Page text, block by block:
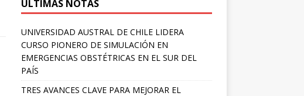
ULTIMAS NOTAS
UNIVERSIDAD AUSTRAL DE CHILE LIDERA
CURSO PIONERO DE SIMULACIÓN EN
EMERGENCIAS OBSTÉTRICAS EN EL SUR DEL
PAÍS
TRES AVANCES CLAVE PARA MEJORAR EL